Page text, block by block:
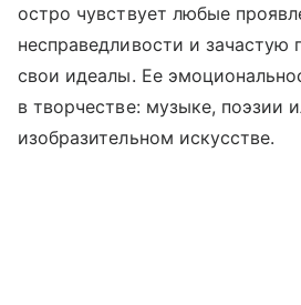
остро чувствует любые
несправедливости и зачастую
свои идеалы. Ее
в творчестве: музыке, поэзии
изобразительном искусстве.